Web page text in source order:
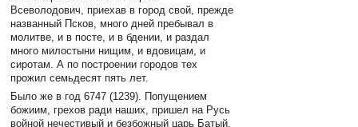
Всеволодович, приехав в город свой, прежде
названный Псков, много дней пребывал в
молитве, и в посте, и в бдении, и раздал
много милостыни нищим, и вдовицам, и
сиротам. А по построении городов тех
прожил семьдесят пять лет.
Было же в год 6747 (1239). Попущением
божиим, грехов ради наших, пришел на Русь
войной нечестивый и безбожный царь Батый.